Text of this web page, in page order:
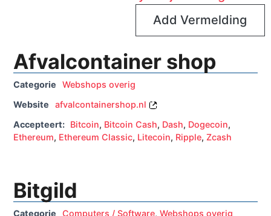
Add Vermelding
Afvalcontainer shop
Categorie
Webshops overig
Website
afvalcontainershop.nl
Accepteert: Bitcoin, Bitcoin Cash, Dash, Dogecoin,
Ethereum, Ethereum Classic, Litecoin, Ripple, Zcash
Bitgild
Categorie Computers / Software, Webshops overig